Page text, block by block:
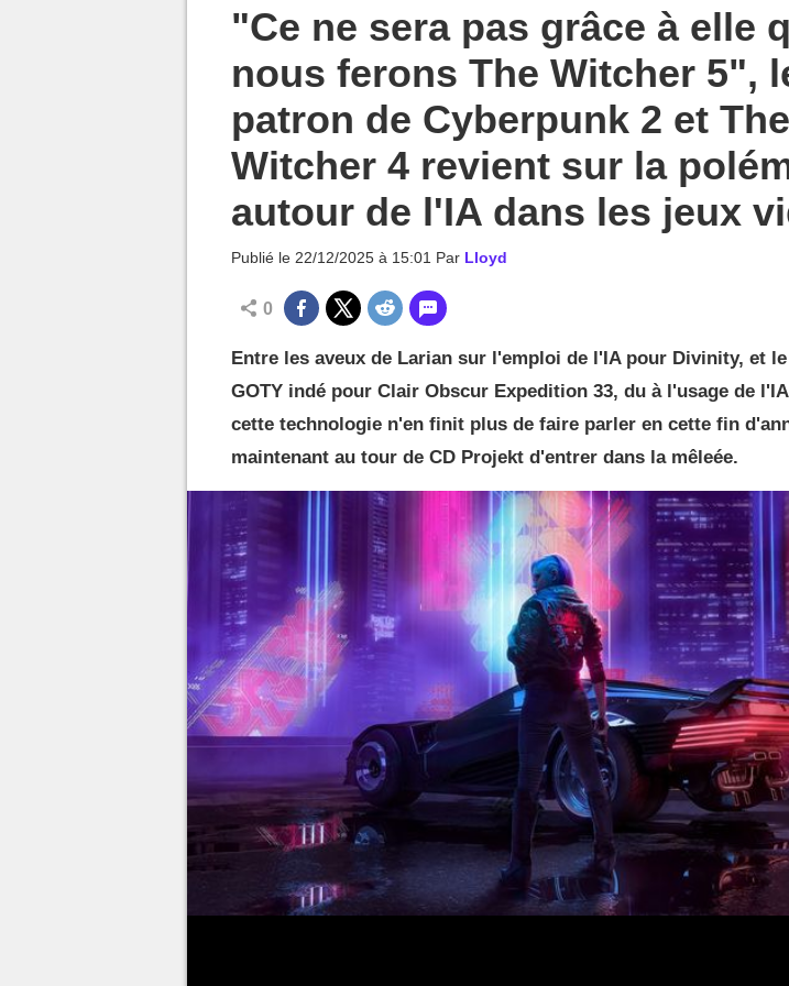
"Ce ne sera pas grâce à elle
nous ferons The Witcher 5",
patron de Cyberpunk 2 et The
Witcher 4 revient sur la
autour de l'IA dans les jeux
Publié le 22/12/2025 à 15:01 Par Lloyd
0
Entre les aveux de Larian sur l'emploi de l'IA pour Divinity, et
GOTY indé pour Clair Obscur Expedition 33, du à l'usage de
cette technologie n'en finit plus de faire parler en cette fin
maintenant au tour de CD Projekt d'entrer dans la mêleée.